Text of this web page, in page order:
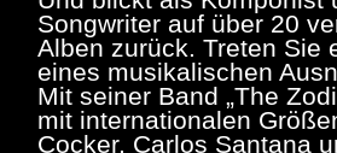
Songwriter auf über 20
Alben zurück. Treten Sie
eines musikalischen
Mit seiner Band „The
mit internationalen
Cocker, Carlos Santana